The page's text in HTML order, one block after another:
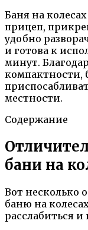
Баня на
прицеп,
удобно
и готова к
минут.
компактности,
местности.
Содержание
бани на
Вот несколько
баню на
расслабиться